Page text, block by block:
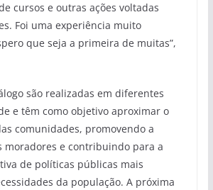
cursos e outras ações voltadas
Foi uma experiência muito
que seja a primeira de muitas”,
são realizadas em diferentes
e têm como objetivo aproximar o
comunidades, promovendo a
moradores e contribuindo para a
de políticas públicas mais
da população. A próxima